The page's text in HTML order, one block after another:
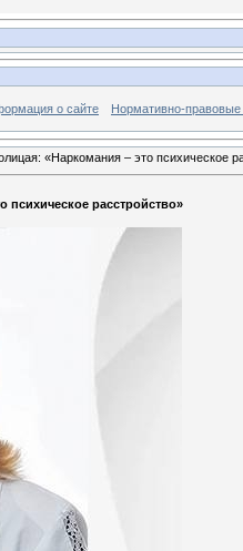
о сайте Нормативно-правовые
«Наркомания – это психическое
психическое расстройство»